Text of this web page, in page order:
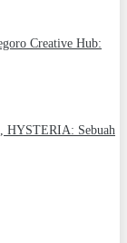
Creative Hub:
HYSTERIA: Sebuah